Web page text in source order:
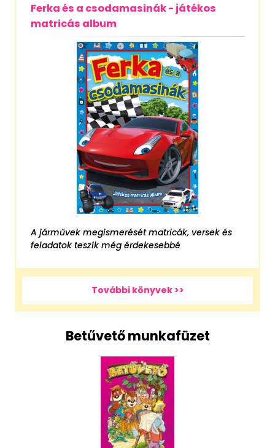
Ferka és a csodamasinák - játékos
matricás album
A járművek megismerését matricák, versek és
feladatok teszik még érdekesebbé
További könyvek >>
Betűvető munkafüzet